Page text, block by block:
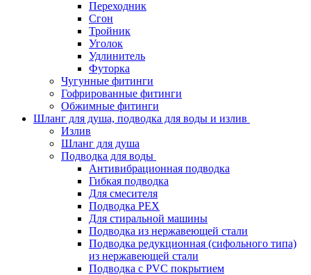
Переходник
Сгон
Тройник
Уголок
Удлинитель
Футорка
Чугунные фитинги
Гофрированные фитинги
Обжимные фитинги
Шланг для душа, подводка для воды и излив
Излив
Шланг для душа
Подводка для воды
Антивибрационная подводка
Гибкая подводка
Для смесителя
Подводка PEX
Для стиральной машины
Подводка из нержавеющей стали
Подводка редукционная (сифольного типа)
из нержавеющей стали
Подводка с PVC покрытием